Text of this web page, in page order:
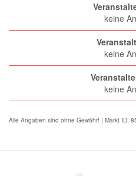
keine
keine
keine
Alle Angaben sind ohne Gewähr! | Markt ID: